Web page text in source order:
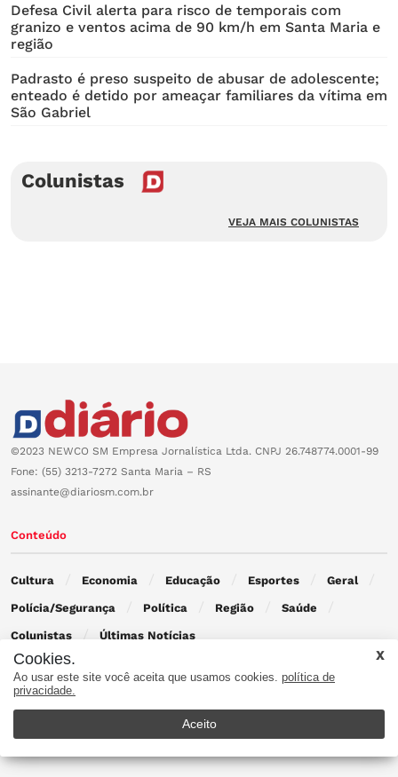
Defesa Civil alerta para risco de temporais com
granizo e ventos acima de 90 km/h em Santa Maria e
região
Padrasto é preso suspeito de abusar de adolescente;
enteado é detido por ameaçar familiares da vítima em
São Gabriel
Colunistas
VEJA MAIS COLUNISTAS
©2023 NEWCO SM Empresa Jornalística Ltda. CNPJ 26.748774.0001-99
Fone: (55) 3213-7272 Santa Maria – RS
assinante@diariosm.com.br
Conteúdo
Cultura Economia Educação Esportes Geral
Polícia/Segurança Política Região Saúde
Colunistas Últimas Notícias
Contato
Cookies.
Ao usar este site você aceita que usamos cookies. política de
privacidade.
Aceito